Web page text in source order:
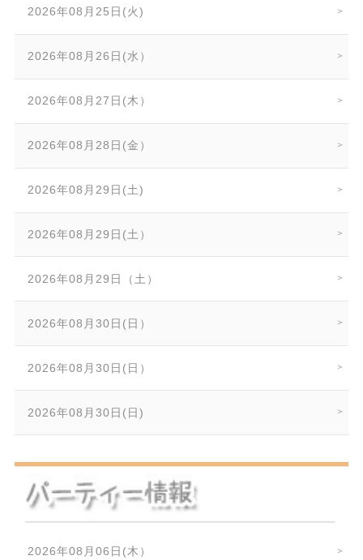
2026年08月25日(火)
2026年08月26日(水）
2026年08月27日(木）
2026年08月28日(金）
2026年08月29日(土)
2026年08月29日(土）
2026年08月29日（土）
2026年08月30日(日）
2026年08月30日(日）
2026年08月30日(日)
2026年08月06日(木）